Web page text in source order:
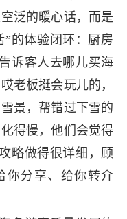
泛的暖心话，而是
的体验闭环：厨房
诉客人去哪儿买海
老板挺会玩儿的，
景，帮错过下雪的
得慢，他们会觉得
略做得很详细，顾
你分享、给你转介